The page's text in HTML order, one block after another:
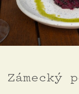
Zámecký